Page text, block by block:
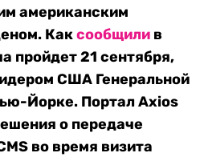
американским
Каксообщили в
пройдет 21 сентября,
США Генеральной
Йорке. Портал Axios
о передаче
во время визита